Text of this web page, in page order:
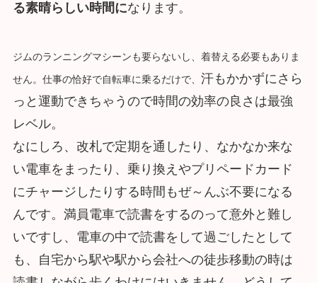
る素晴らしい時間になります。
ジムのランニングマシーンも要らないし、着替える必要もありま
せん。仕事の恰好で自転車に乗るだけで、 汗もかかずにさら
っと運動できちゃうので時間の効率の良さは最強
レベル。
なにしろ、改札で定期を通したり、なかなか来な
い電車をまったり、乗り換えやプリペードカード
にチャージしたりする時間もぜ～んぶ不要になる
んです。満員電車で読書をするのって意外と難し
いですし、電車の中で読書をして過ごしたとして
も、自宅から駅や駅から会社への徒歩移動の時は